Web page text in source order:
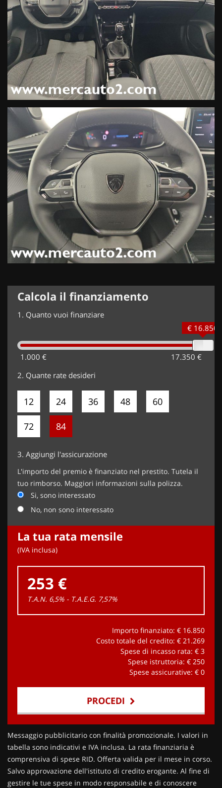
Calcola il finanziamento
1. Quanto vuoi finanziare
1.000 € 17.350 €
€ 16.850
2. Quante rate desideri
12 24 36 48 60
72 84
3. Aggiungi l'assicurazione
L'importo del premio è finanziato nel prestito. Tutela il
tuo rimborso. Maggiori informazioni sulla polizza.
Si, sono interessato
No, non sono interessato
La tua rata mensile
(IVA inclusa)
253 €
T.A.N. 6,5% - T.A.E.G. 7,57%
Importo finanziato: € 16.850
Costo totale del credito: € 21.269
Spese di incasso rata: € 3
Spese istruttoria: € 250
Spese assicurative: € 0
PROCEDI
Contattaci
Messaggio pubblicitario con finalità promozionale. I valori in
tabella sono indicativi e IVA inclusa. La rata finanziaria è
comprensiva di spese RID. Offerta valida per il mese in corso.
Salvo approvazione dell'istituto di credito erogante. Al fine di
gestire le tue spese in modo responsabile e di conoscere